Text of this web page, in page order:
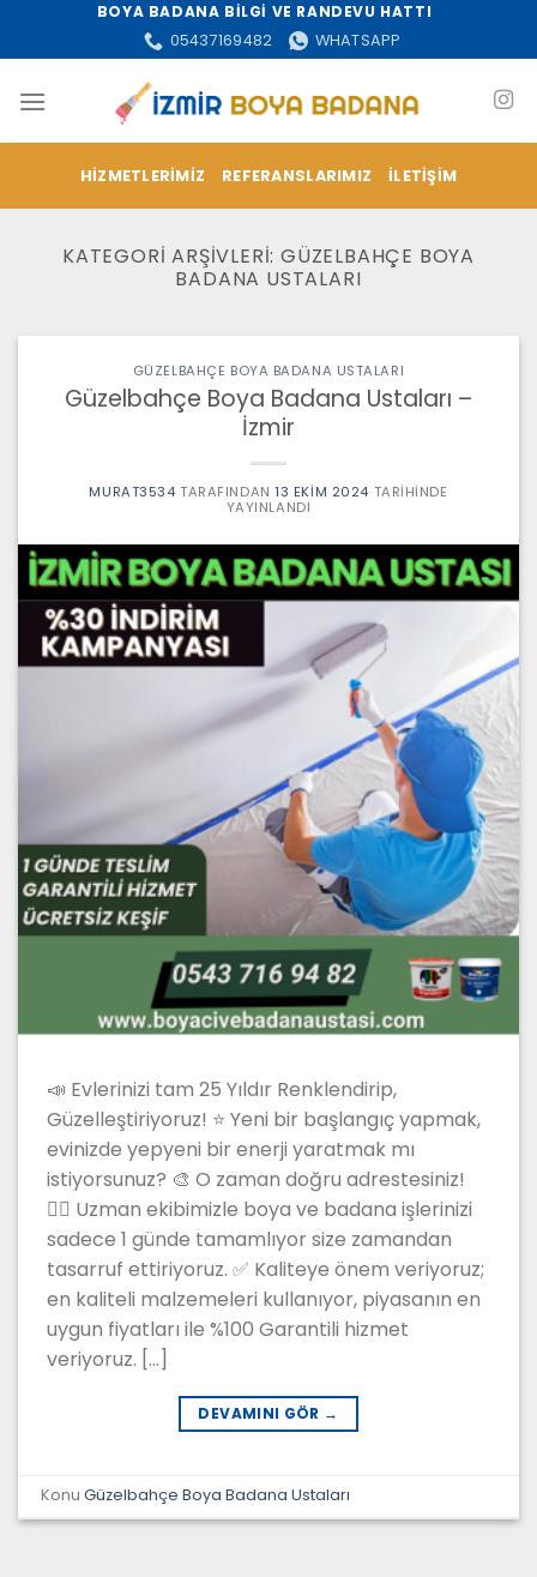
BOYA BADANA BİLGİ VE RANDEVU HATTI
05437169482
WHATSAPP
HIZMETLERIMIZ REFERANSLARIMIZ İLETIŞIM
KATEGORI ARŞIVLERI: GÜZELBAHÇE BOYA
BADANA USTALARI
GÜZELBAHÇE BOYA BADANA USTALARI
Güzelbahçe Boya Badana Ustaları –
İzmir
MURAT3534 TARAFINDAN 13 EKIM 2024 TARIHINDE
YAYINLANDI
📣 Evlerinizi tam 25 Yıldır Renklendirip,
Güzelleştiriyoruz! ⭐ Yeni bir başlangıç yapmak,
evinizde yepyeni bir enerji yaratmak mı
istiyorsunuz? 🎨 O zaman doğru adrestesiniz!
👷‍♂️ Uzman ekibimizle boya ve badana işlerinizi
sadece 1 günde tamamlıyor size zamandan
tasarruf ettiriyoruz. ✅ Kaliteye önem veriyoruz;
en kaliteli malzemeleri kullanıyor, piyasanın en
uygun fiyatları ile %100 Garantili hizmet
veriyoruz. […]
DEVAMINI GÖR →
KonuGüzelbahçe Boya Badana Ustaları